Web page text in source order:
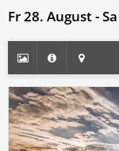
Fr 28. August -